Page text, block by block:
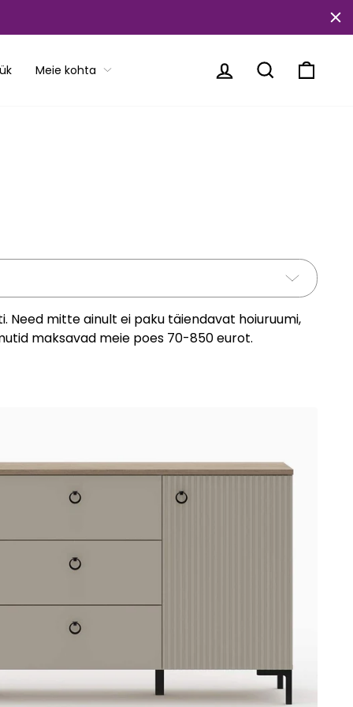
Meie kohta Logi sisse Translation
Need mitte ainult ei paku täiendavat hoiuruumi,
maksavad meie poes 70-850 eurot.